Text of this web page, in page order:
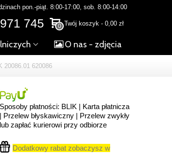
pon.-piąt. 8:00-17:00, sob. 8:00-14:00
0 Twój koszyk - 0,00 zł
745
O nas - zdjęcia
20086.01 620086
Sposoby płatności: BLIK | Karta płatnicza
| Przelew błyskawiczny | Przelew zwykły
lub zapłać kurierowi przy odbiorze
Dodatkowy rabat zobaczysz w